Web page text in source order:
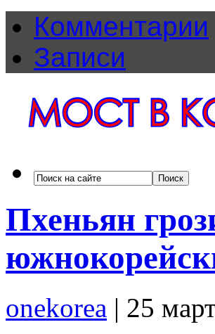
Комментарии
Записи
Пхеньян
onekorea | 25